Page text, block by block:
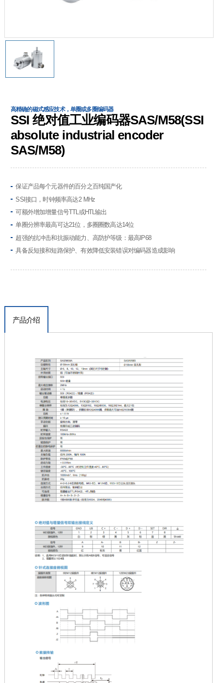
高精确的磁式感应技术，单圈或多圈编码器
SSI 绝对值工业编码器SAS/M58(SSI
absolute industrial encoder
SAS/M58)
保证产品每个元器件的百分之百纯国产化
SSI接口，时钟频率高达2 MHz
可额外增加增量信号TTL或HTL输出
单圈分辨率最高可达21位，多圈圈数高达14位
超强的抗冲击和抗振动能力、高防护等级：最高IP68
具备反短接和短路保护、有效降低安装错误对编码器造成影响
产品介绍